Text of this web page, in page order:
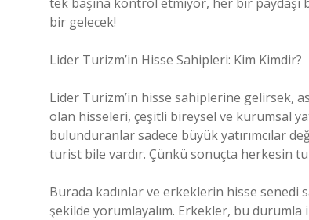
bir gelecek!
Lider Turizm’in Hisse Sahipleri: Kim Kimdir?
Lider Turizm’in hisse sahiplerine gelirsek,
olan hisseleri, çeşitli bireysel ve kurumsal
bulunduranlar sadece büyük yatırımcılar
turist bile vardır. Çünkü sonuçta herkesin
Burada kadınlar ve erkeklerin hisse senedi
şekilde yorumlayalım. Erkekler, bu